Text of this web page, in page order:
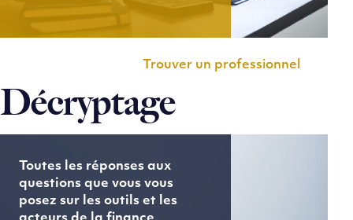
Trouver un professionnel
Décryptage
Toutes les réponses aux
questions que vous vous
posez sur les outils et les